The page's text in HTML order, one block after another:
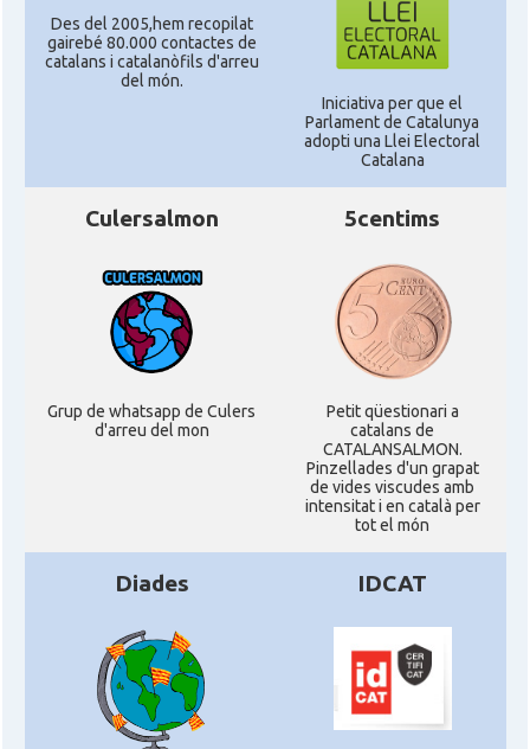
Des del 2005,hem recopilat
gairebé 80.000 contactes de
catalans i catalanòfils d'arreu
del món.
Iniciativa per que el
Parlament de Catalunya
adopti una Llei Electoral
Catalana
Culersalmon
Grup de whatsapp de Culers
d'arreu del mon
5centims
Petit qüestionari a
catalans de
CATALANSALMON.
Pinzellades d'un grapat
de vides viscudes amb
intensitat i en català per
tot el món
Diades IDCAT